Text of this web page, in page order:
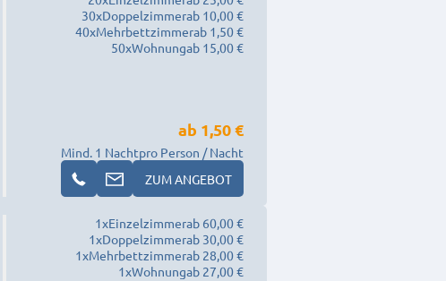
30xDoppelzimmerab 10,00 €
40xMehrbettzimmerab 1,50 €
50xWohnungab 15,00 €
Mind. 1 Nacht
ab 1,50 €
pro Person / Nacht
ZUM ANGEBOT
1xEinzelzimmerab 60,00 €
1xDoppelzimmerab 30,00 €
1xMehrbettzimmerab 28,00 €
1xWohnungab 27,00 €